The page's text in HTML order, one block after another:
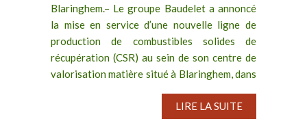
Blaringhem.– Le groupe Baudelet a annoncé
la mise en service d’une nouvelle ligne de
production de combustibles solides de
récupération (CSR) au sein de son centre de
valorisation matière situé à Blaringhem, dans
LIRE LA SUITE